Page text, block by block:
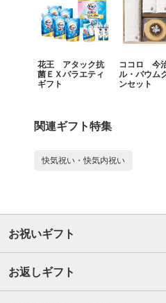
花王 アタック抗
菌ＥＸバラエティ
ギフト
ココロ 今
ル・バウム
ンセット
関連ギフト特集
快気祝い・快気内祝い
お祝いギフト
お返しギフト